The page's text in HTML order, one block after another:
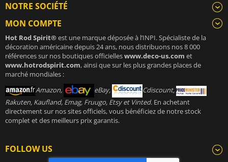
NOTRE SOCIÉTÉ
MON COMPTE
Hot Rod Spirit®est une marque déposée à l’INPI. Spécialiste de la
décoration américaine depuis 24 ans, nous distribuons nos 8 000
références sur nos boutiques officielleswww.deco-us.com et
www.hotrodspirit.com, ainsi que sur les plus grandes places de
marché mondiales :
Amazon,
eBay,
Cdiscount,
Rakuten, Kaufland, Emag, Fruugo, Etsy et Vinted. En achetant
directement sur nos sites officiels, vous bénéficiez de notre stock
complet et des meilleurs prix garantis.
FOLLOW US